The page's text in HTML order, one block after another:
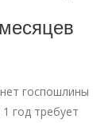
госпошлины
год требует